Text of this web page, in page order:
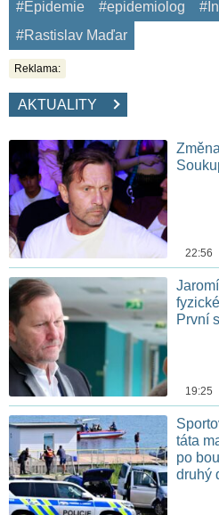
#Epidemie #epidemiolog
#Rastislav Maďar
Reklama:
AKTUALITY
22:56
První
19:25
táta
po
druhý